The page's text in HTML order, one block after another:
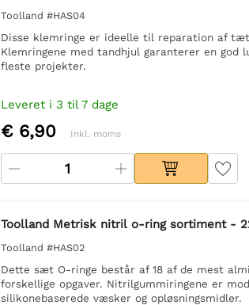
Toolland #HAS04
Disse klemringe er ideelle til reparation af
Klemringene med tandhjul garanterer en
fleste projekter.
Leveret i 3 til 7 dage
€ 6,90 Inkl. moms
Toolland Metrisk nitril o-ring sortiment -
Toolland #HAS02
Dette sæt O-ringe består af 18 af de mest
forskellige opgaver. Nitrilgummiringene er
silikonebaserede væsker og opløsningsmidler.